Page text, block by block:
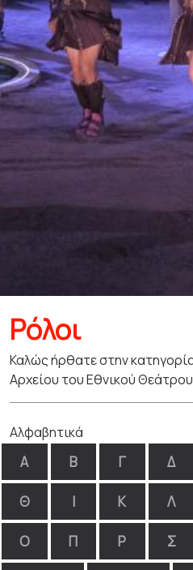
Ρόλοι
Καλώς ήρθατε στην
Αρχείου του Εθνικού
Αλφαβητικά
Α Β Γ Δ
Θ Ι Κ Λ
Ο Π Ρ Σ